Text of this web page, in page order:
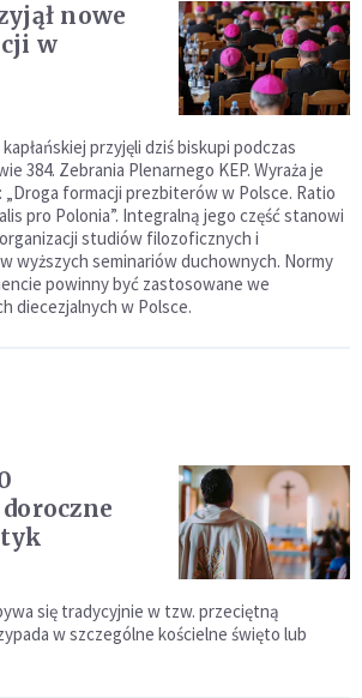
nowe
w
przyjęli dziś biskupi podczas
384. Zebrania Plenarnego KEP. Wyraża je
formacji prezbiterów w Polsce. Ratio
pro Polonia”. Integralną jego część stanowi
studiów filozoficznych i
wyższych seminariów duchownych. Normy
powinny być zastosowane we
diecezjalnych w Polsce.
się tradycyjnie w tzw. przeciętną
w szczególne kościelne święto lub